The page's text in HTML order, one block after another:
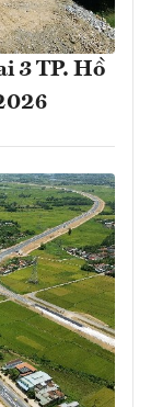
3 TP. Hồ